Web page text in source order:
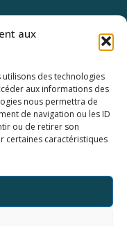
aux
des technologies
aux informations des
nous permettra de
de navigation ou les ID
ou de retirer son
certaines caractéristiques